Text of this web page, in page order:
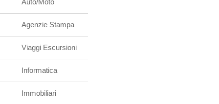
Auto/Moto
Agenzie Stampa
Viaggi Escursioni
Informatica
Immobiliari